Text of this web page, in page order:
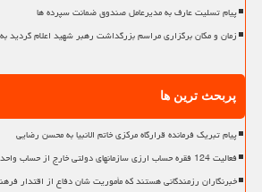
پیام تسلیت عارف به مدیرعامل صندوق ضمانت سپرده ها
زمان و مکان برگزاری مراسم بزرگداشت رهبر شهید اعلام گردید
پربحث ترین ها
پیام تبریک فرمانده قرارگاه مرکزی خاتم الانبیا به محسن رضایی
فعالیت 124 فقره حساب ارزی سازمانهای دولتی خارج از حساب واحد خزانه
خبرنگاران رزمندگانی هستند که مأموریت شان دفاع از اقتدار